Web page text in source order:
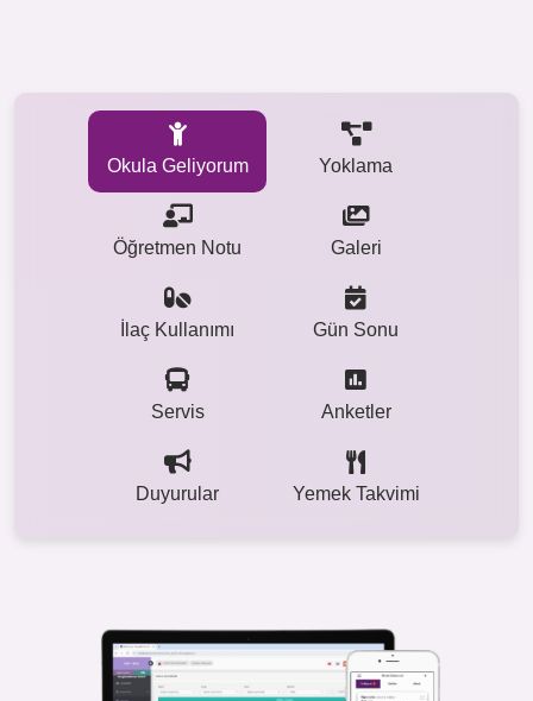
Okula Geliyorum Yoklama
Öğretmen Notu Galeri
İlaç Kullanımı Gün Sonu
Servis Anketler
Duyurular Yemek Takvimi